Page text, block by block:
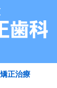
矯正治療